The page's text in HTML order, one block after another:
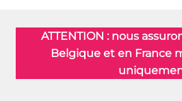
ATTENTION : nous
Belgique et en France